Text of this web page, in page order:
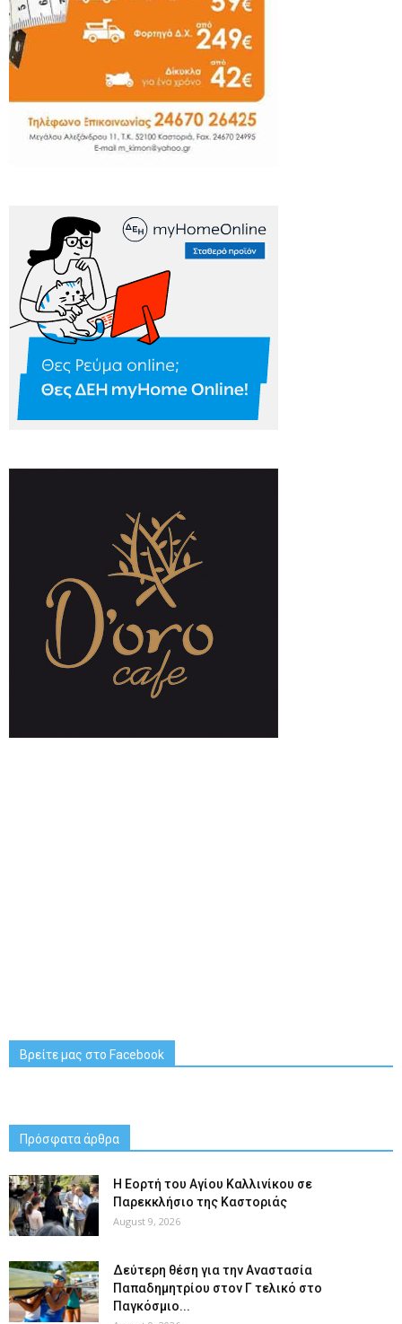
Βρείτε μας στο Facebook
Πρόσφατα άρθρα
H Εορτή του Αγίου Καλλινίκου σε
Παρεκκλήσιο της Καστοριάς
August 9, 2026
Δεύτερη θέση για την Αναστασία
Παπαδημητρίου στον Γ τελικό στο
Παγκόσμιο...